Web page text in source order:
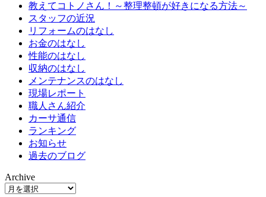
教えてコトノさん！～整理整頓が好きになる方法～
スタッフの近況
リフォームのはなし
お金のはなし
性能のはなし
収納のはなし
メンテナンスのはなし
現場レポート
職人さん紹介
カーサ通信
ランキング
お知らせ
過去のブログ
Archive